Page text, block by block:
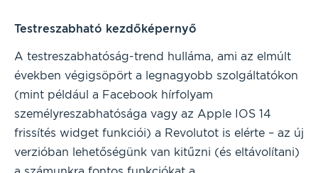
Testreszabható kezdőképernyő
A testreszabhatóság-trend hulláma, ami az elmúlt
években végigsöpört a legnagyobb szolgáltatókon
(mint például a Facebook hírfolyam
személyreszabhatósága vagy az Apple IOS 14
frissítés widget funkciói) a Revolutot is elérte – az új
verzióban lehetőségünk van kitűzni (és eltávolítani)